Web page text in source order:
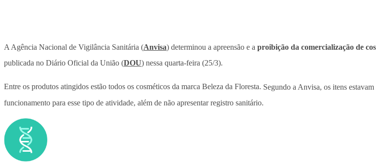
A Agência Nacional de Vigilância Sanitária (Anvisa) determinou a apreensão e a proibição da comercialização de
publicada no Diário Oficial da União (DOU) nessa quarta-feira (25/3).
Entre os produtos atingidos estão todos os cosméticos da marca Beleza da Floresta. Segundo a Anvisa, os itens
funcionamento para esse tipo de atividade, além de não apresentar registro sanitário.